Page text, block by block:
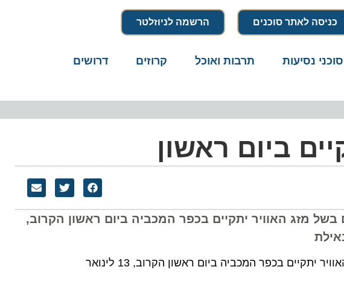
לאתר סוכנים הרשמה לניוזלטר
נסיעות תרבות ואוכל קרוזים דרושים
ביום ראשון
האוויר יתקיים בכפר המכביה ביום ראשון הקרוב,
בכפר המכביה ביום ראשון הקרוב, 13 לינואר